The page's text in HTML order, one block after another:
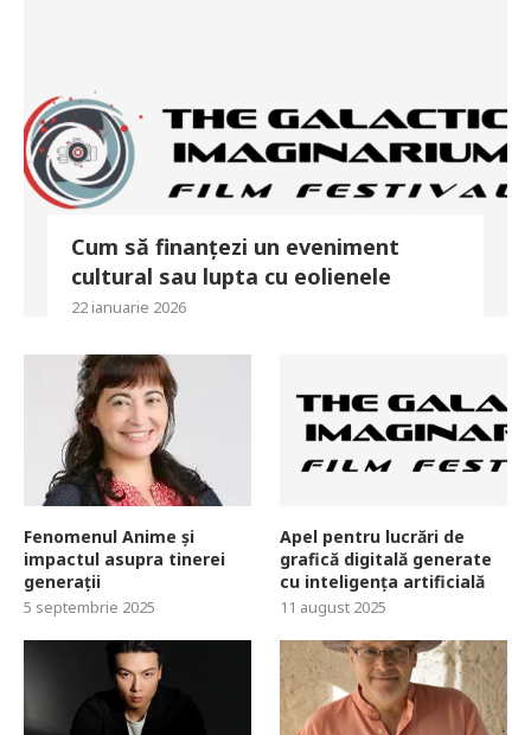
Cum să finanțezi un eveniment
cultural sau lupta cu eolienele
22 ianuarie 2026
Fenomenul Anime și
impactul asupra tinerei
generații
5 septembrie 2025
Apel pentru lucrări de
grafică digitală generate
cu inteligența artificială
11 august 2025